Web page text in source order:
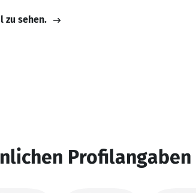
zu sehen.
Profilangaben